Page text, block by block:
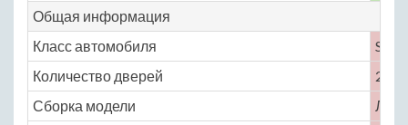
Общая информация
Класс автомобиля
S
Количество дверей
2
Сборка модели